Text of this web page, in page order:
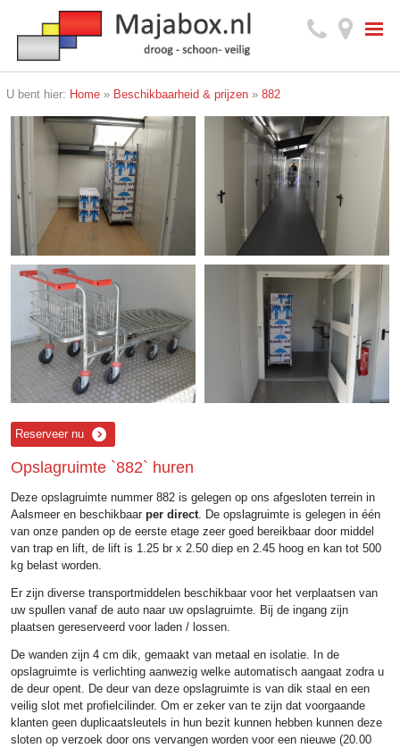
U bent hier: Home» Beschikbaarheid & prijzen» 882
Reserveer nu
Opslagruimte `882` huren
Deze opslagruimte nummer 882 is gelegen op ons afgesloten terrein in
Aalsmeer en beschikbaarper direct. De opslagruimte is gelegen in één
van onze panden op de eerste etage zeer goed bereikbaar door middel
van trap en lift, de lift is 1.25 br x 2.50 diep en 2.45 hoog en kan tot 500
kg belast worden.
Er zijn diverse transportmiddelen beschikbaar voor het verplaatsen van
uw spullen vanaf de auto naar uw opslagruimte. Bij de ingang zijn
plaatsen gereserveerd voor laden / lossen.
De wanden zijn 4 cm dik, gemaakt van metaal en isolatie. In de
opslagruimte is verlichting aanwezig welke automatisch aangaat zodra u
de deur opent. De deur van deze opslagruimte is van dik staal en een
veilig slot met profielcilinder. Om er zeker van te zijn dat voorgaande
klanten geen duplicaatsleutels in hun bezit kunnen hebben kunnen deze
sloten op verzoek door ons vervangen worden voor een nieuwe (20.00